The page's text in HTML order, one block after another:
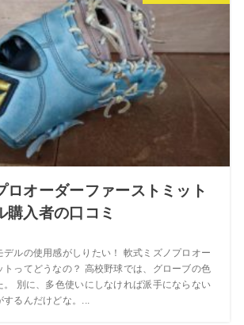
ロオーダーファーストミット
購入者の口コミ
デルの使用感がしりたい！ 軟式ミズノプロオー
トってどうなの？ 高校野球では、グローブの色
。 別に、多色使いにしなければ派手にならない
るんだけどな。...